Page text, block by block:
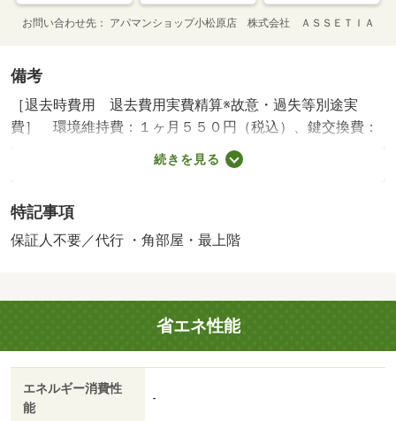
お問い合わせ先 アパマンショップ小松原店 株式会社 ＡＳＳＥＴＩＡ
備考
［退去時費用 退去費用実費精算※故意・過失等別途実
費］ 環境維持費：１ヶ月５５０円（税込）、鍵交換費：
ご契約時１６５００円（税込）、退去時清掃費：５２２５
０円（税込）、インターネット利用料：有料、更新手数
特記事項備考】ペット不可・ルームシェア不可/賃貸戸
数:22戸
続きを見る
特記事項
保証人不要／代行 ・角部屋・最上階
省エネ性能
エネルギー消費性
能
-